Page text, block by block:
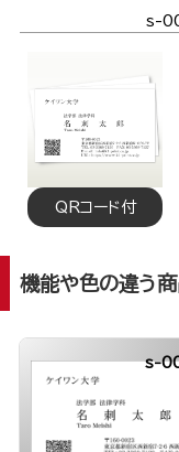
s-
QRコード付
機能や色の違う
s-